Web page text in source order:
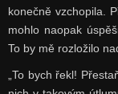
konečně vzchopila.
mohlo naopak
To by mě rozložilo
„To bych řekl!